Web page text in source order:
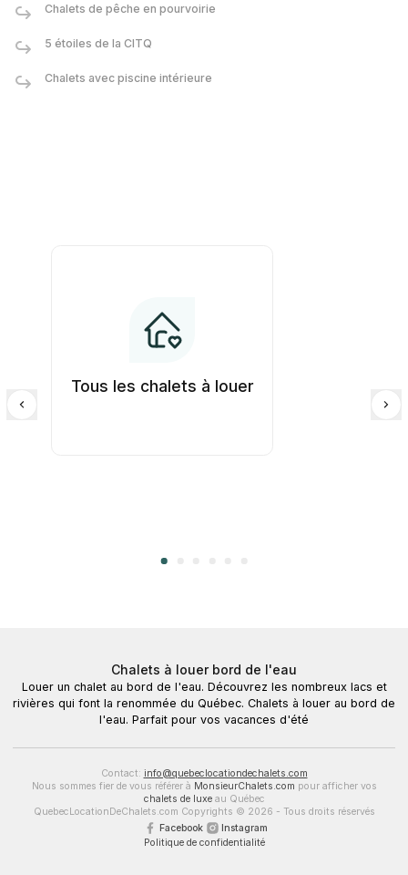
Chalets de pêche en pourvoirie
5 étoiles de la CITQ
Chalets avec piscine intérieure
Tous les chalets à louer
Chalets à louer bord de l'eau
Louer un chalet au bord de l'eau. Découvrez les nombreux lacs et
rivières qui font la renommée du Québec. Chalets à louer au bord de
l'eau. Parfait pour vos vacances d'été
Contact: info@quebeclocationdechalets.com
Nous sommes fier de vous référer à MonsieurChalets.com pour afficher vos
chalets de luxeau Québec
QuebecLocationDeChalets.com Copyrights © 2026 - Tous droits réservés
Facebook
Instagram
Politique de confidentialité